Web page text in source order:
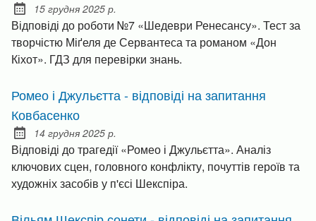
Posted on:
15 грудня 2025 р.
Відповіді до роботи №7 «Шедеври Ренесансу». Тест за
творчістю Міґеля де Сервантеса та романом «Дон
Кіхот». ГДЗ для перевірки знань.
Ромео і Джульєтта - відповіді на запитання
Ковбасенко
Posted on:
14 грудня 2025 р.
Відповіді до трагедії «Ромео і Джульєтта». Аналіз
ключових сцен, головного конфлікту, почуттів героїв та
художніх засобів у п'єсі Шекспіра.